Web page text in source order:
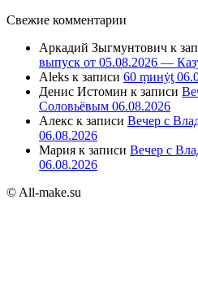
Свежие комментарии
Аркадий Зыгмунтович к
выпуск от 05.08.2026 —
Aleks к записи 60 ṃинẏƫ
Денис Истомин к записи
Соловьёвым 06.08.2026
Алекс к записи Вечер с
06.08.2026
Мария к записи Вечер с
06.08.2026
© All-make.su